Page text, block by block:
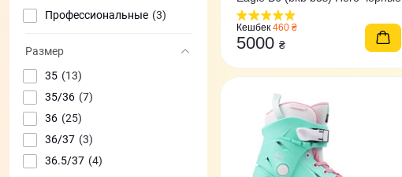
Профессиональные (3)
Размер
35 (13)
35/36 (7)
36 (25)
36/37 (3)
36.5/37 (4)
Кешбек 460 ₴
5000₴